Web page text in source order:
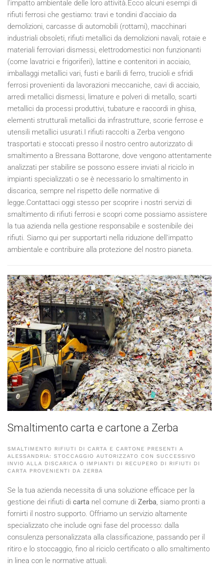
l'impatto ambientale delle loro attività.Ecco alcuni esempi di
rifiuti ferrosi che gestiamo: travi e tondini d'acciaio da
demolizioni, carcasse di automobili (rottami), macchinari
industriali obsoleti, rifiuti metallici da demolizioni navali, rotaie e
materiali ferroviari dismessi, elettrodomestici non funzionanti
(come lavatrici e frigoriferi), lattine e contenitori in acciaio,
imballaggi metallici vari, fusti e barili di ferro, trucioli e sfridi
ferrosi provenienti da lavorazioni meccaniche, cavi di acciaio,
arredi metallici dismessi, limature e polveri di metallo, scarti
metallici da processi produttivi, tubature e raccordi in ghisa,
elementi strutturali metallici da infrastrutture, scorie ferrose e
utensili metallici usurati.I rifiuti raccolti a Zerba vengono
trasportati e stoccati presso il nostro centro autorizzato di
smaltimento a Bressana Bottarone, dove vengono attentamente
analizzati per stabilire se possono essere inviati al riciclo in
impianti specializzati o se è necessario lo smaltimento in
discarica, sempre nel rispetto delle normative di
legge.Contattaci oggi stesso per scoprire i nostri servizi di
smaltimento di rifiuti ferrosi e scopri come possiamo assistere
la tua azienda nella gestione responsabile e sostenibile dei
rifiuti. Siamo qui per supportarti nella riduzione dell'impatto
ambientale e contribuire alla protezione del nostro pianeta.
Smaltimento carta e cartone a Zerba
SMALTIMENTO RIFIUTI DI CARTA E CARTONE PRESENTI A
ALESSANDRIA: STOCCAGGIO AUTORIZZATO CON SUCCESSIVO
INVIO ALLA DISCARICA O IMPIANTI DI RECUPERO DI RIFIUTI DI
CARTA PROVENIENTI DA ZERBA
Se la tua azienda necessita di una soluzione efficace per la
gestione dei rifiuti di carta nel comune di Zerba, siamo pronti a
fornirti il nostro supporto. Offriamo un servizio altamente
specializzato che include ogni fase del processo: dalla
consulenza personalizzata alla classificazione, passando per il
ritiro e lo stoccaggio, fino al riciclo certificato o allo smaltimento
in linea con le normative attuali.